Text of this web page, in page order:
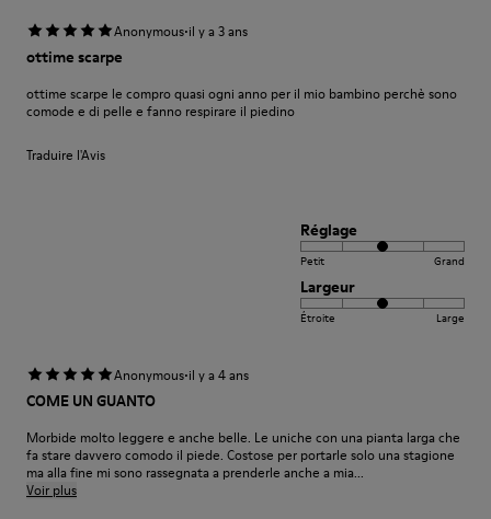
Anonymous·il y a 3 ans
ottime scarpe
ottime scarpe le compro quasi ogni anno per il mio bambino perchè sono
comode e di pelle e fanno respirare il piedino
Traduire l'Avis
Réglage
Petit Grand
Largeur
Étroite Large
Anonymous·il y a 4 ans
COME UN GUANTO
Morbide molto leggere e anche belle. Le uniche con una pianta larga che
fa stare davvero comodo il piede. Costose per portarle solo una stagione
ma alla fine mi sono rassegnata a prenderle anche a mia...
Voir plus